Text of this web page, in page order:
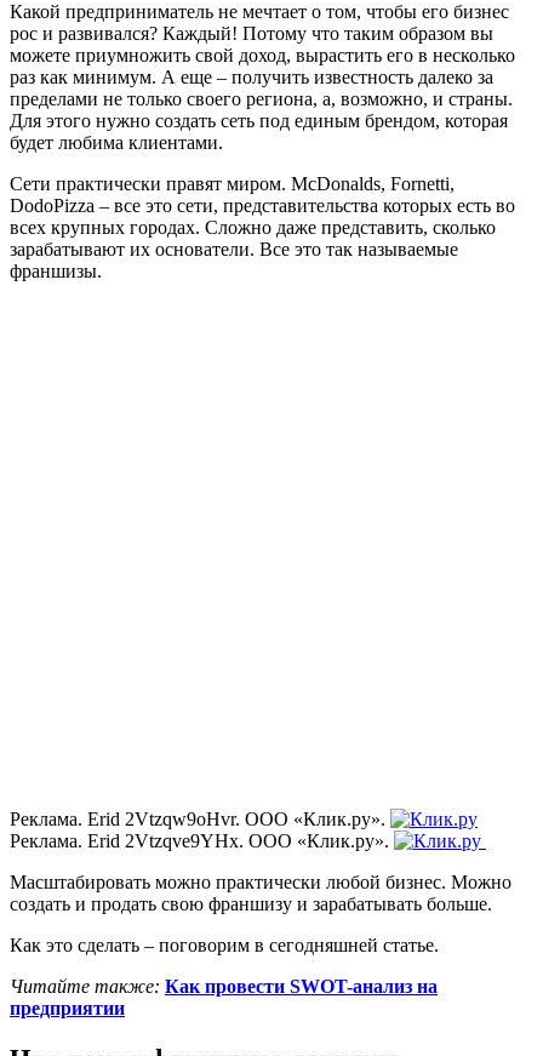
Какой предприниматель не мечтает о том, чтобы его бизнес
рос и развивался? Каждый! Потому что таким образом вы
можете приумножить свой доход, вырастить его в несколько
раз как минимум. А еще – получить известность далеко за
пределами не только своего региона, а, возможно, и страны.
Для этого нужно создать сеть под единым брендом, которая
будет любима клиентами.
Сети практически правят миром. McDonalds, Fornetti,
DodoPizza – все это сети, представительства которых есть во
всех крупных городах. Сложно даже представить, сколько
зарабатывают их основатели. Все это так называемые
франшизы.
Реклама. Erid 2Vtzqw9oHvr. ООО «Клик.ру».
Реклама. Erid 2Vtzqve9YHx. ООО «Клик.ру».
Масштабировать можно практически любой бизнес. Можно
создать и продать свою франшизу и зарабатывать больше.
Как это сделать – поговорим в сегодняшней статье.
Читайте также: Как провести SWOT-анализ на
предприятии